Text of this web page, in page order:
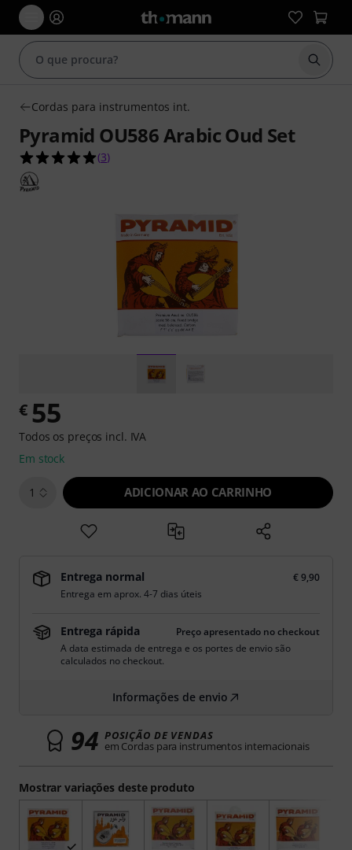
Iniciar
Cordas para instrumentos int.
Pyramid OU586 Arabic Oud Set
5.0 de 5 estrelas de 3 avaliações de clientes
(3)
Mostrar variações deste produto
€ 55
Todos os preços incl. IVA
Em stock
1 ADICIONAR AO CARRINHO
Entrega normal
€ 9,90
Entrega em aprox. 4-7 dias úteis
Entrega rápida
Preço apresentado no checkout
A data estimada de entrega e os portes de envio são
calculados no checkout.
Informações de envio
94 POSIÇÃO DE VENDAS
em Cordas para instrumentos internacionais